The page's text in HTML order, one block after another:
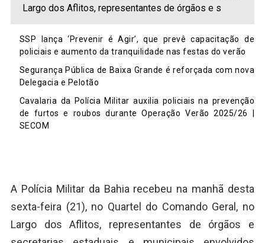
Largo dos Aflitos, representantes de órgãos e s
SSP lança ‘Prevenir é Agir’, que prevê capacitação de
policiais e aumento da tranquilidade nas festas do verão
Segurança Pública de Baixa Grande é reforçada com nova
Delegacia e Pelotão
Cavalaria da Polícia Militar auxilia policiais na prevenção
de furtos e roubos durante Operação Verão 2025/26 |
SECOM
A Polícia Militar da Bahia recebeu na manhã desta
sexta-feira (21), no Quartel do Comando Geral, no
Largo dos Aflitos, representantes de órgãos e